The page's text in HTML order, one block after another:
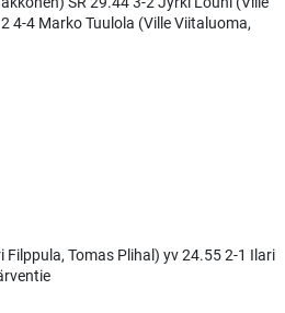
4-4 Marko Tuulola (Ville Viitaluoma,
Tomas Plihal) yv 24.55 2-1 Ilari